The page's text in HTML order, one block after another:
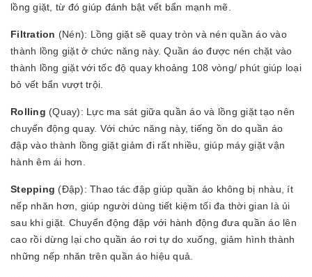
lồng giặt, từ đó giúp đánh bật vết bẩn mạnh mẽ.
Filtration (Nén): Lồng giặt sẽ quay tròn và nén quần áo vào
thành lồng giặt ở chức năng này. Quần áo được nén chặt vào
thành lồng giặt với tốc độ quay khoảng 108 vòng/ phút giúp loại
bỏ vết bẩn vượt trội.
Rolling (Quay): Lực ma sát giữa quần áo và lồng giặt tạo nên
chuyển động quay. Với chức năng này, tiếng ồn do quần áo
đập vào thành lồng giặt giảm đi rất nhiều, giúp máy giặt vận
hành êm ái hơn.
Stepping (Đập): Thao tác đập giúp quần áo không bị nhàu, ít
nếp nhăn hơn, giúp người dùng tiết kiệm tối đa thời gian là ủi
sau khi giặt. Chuyển động đập với hành động đưa quần áo lên
cao rồi dừng lại cho quần áo rơi tự do xuống, giảm hình thành
những nếp nhăn trên quần áo hiệu quả.